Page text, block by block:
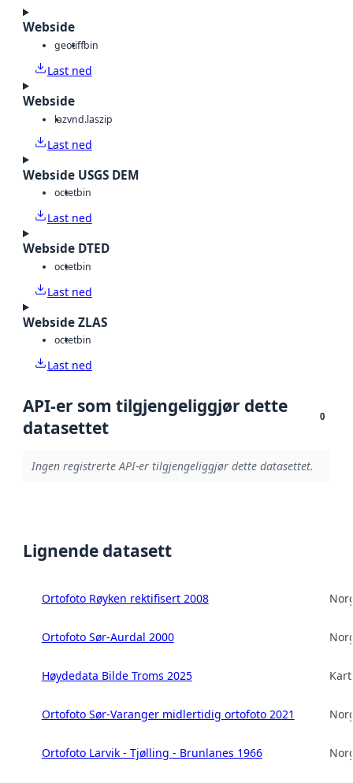
Webside
geotiffbin
Last ned
Webside
lazvnd.laszip
Last ned
Webside USGS DEM
octetbin
Last ned
Webside DTED
octetbin
Last ned
Webside ZLAS
octetbin
Last ned
API-er som tilgjengeliggjør dette
datasettet
0
Ingen registrerte API-er tilgjengeliggjør dette datasettet.
Lignende datasett
Ortofoto Røyken rektifisert 2008
Ortofoto Sør-Aurdal 2000
Høydedata Bilde Troms 2025
Ortofoto Sør-Varanger midlertidig ortofoto 2021
Ortofoto Larvik - Tjølling - Brunlanes 1966